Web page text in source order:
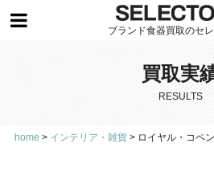
ブランド食器買取のセ
買取実
RESULTS
home > インテリア・雑貨 > ロイヤル・コペ